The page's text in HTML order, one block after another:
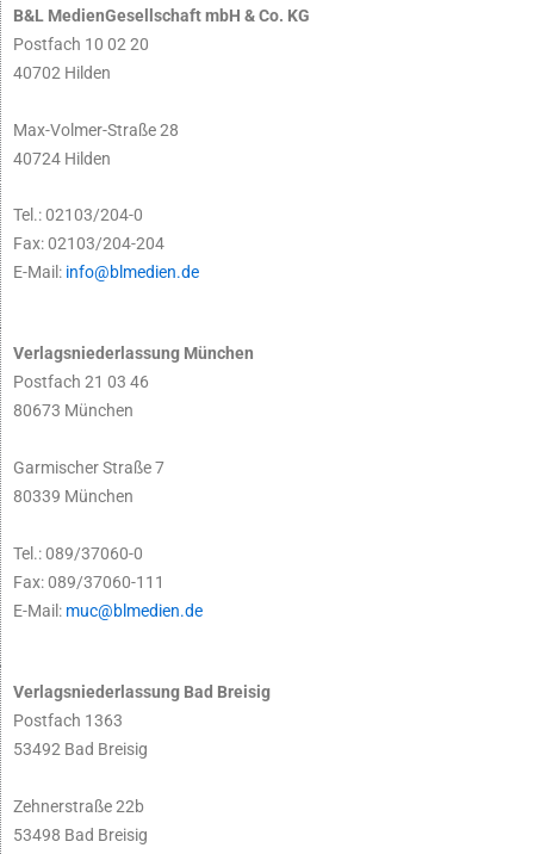
B&L MedienGesellschaft mbH & Co. KG
Postfach 10 02 20
40702 Hilden
Max-Volmer-Straße 28
40724 Hilden
Tel.: 02103/204-0
Fax: 02103/204-204
E-Mail: info@blmedien.de
Verlagsniederlassung München
Postfach 21 03 46
80673 München
Garmischer Straße 7
80339 München
Tel.: 089/37060-0
Fax: 089/37060-111
E-Mail: muc@blmedien.de
Verlagsniederlassung Bad Breisig
Postfach 1363
53492 Bad Breisig
Zehnerstraße 22b
53498 Bad Breisig